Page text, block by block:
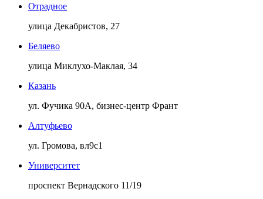
Отрадное
улица Декабристов, 27
Беляево
улица Миклухо-Маклая, 34
Казань
ул. Фучика 90А, бизнес-центр Франт
Алтуфьево
ул. Громова, вл9с1
Университет
проспект Вернадского 11/19